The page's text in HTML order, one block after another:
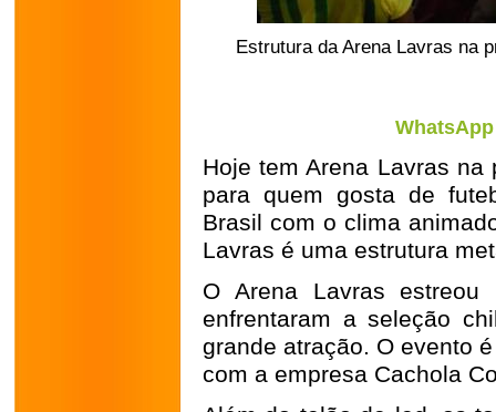
Estrutura da Arena Lavras na
Hoje tem Arena Lavras
para quem gosta de
Brasil com o clima
Lavras é uma estrutura
O Arena Lavras
enfrentaram a seleção
grande atração. O evento
com a empresa Cachola